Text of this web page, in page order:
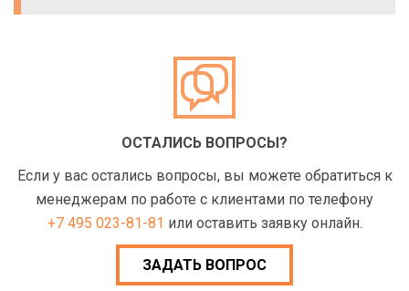
ОСТАЛИСЬ ВОПРОСЫ?
Если у вас остались вопросы, вы можете обратиться к
менеджерам по работе с клиентами по телефону
+7 495 023-81-81 или оставить заявку онлайн.
ЗАДАТЬ ВОПРОС